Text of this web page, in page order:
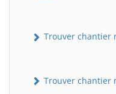
Trouver chantier
Trouver chantier
B BatiWebPro